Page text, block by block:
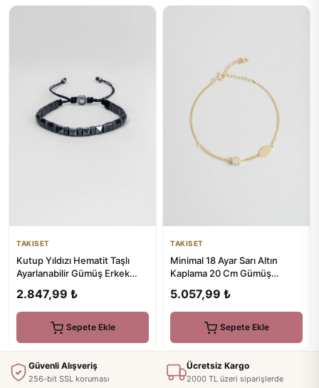
TAKISET
Kutup Yıldızı Hematit Taşlı
Ayarlanabilir Gümüş Erkek
2.847,99 ₺
Sepete Ekle
TAKISET
Minimal 18 Ayar Sarı Altın
Kaplama 20 Cm Gümüş
5.057,99 ₺
Sepete Ekle
Güvenli Alışveriş
256-bit SSL koruması
Ücretsiz Kargo
2000 TL üzeri siparişlerde